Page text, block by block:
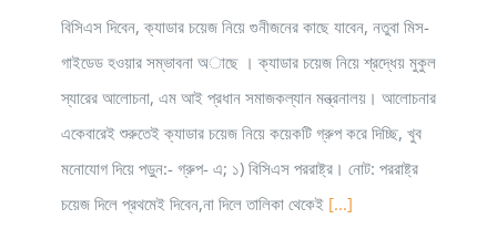
বিসিএস দিবেন, ক্যাডার চয়েজ নিয়ে গুনীজনের কাছে যাবেন, নতুবা মিস-
গাইডেড হওয়ার সম্ভাবনা অাছে । ক্যাডার চয়েজ নিয়ে শ্রদ্ধেয় মুকুল
স্যারের আলোচনা, এম আই প্রধান সমাজকল্যান মন্ত্রনালয়। আলোচনার
একেবারেই শুরুতেই ক্যাডার চয়েজ নিয়ে কয়েকটি গ্রুপ করে দিচ্ছি, খুব
মনোযোগ দিয়ে পড়ুন:- গ্রুপ- এ; ১) বিসিএস পররাষ্ট্র। নোট: পররাষ্ট্র
চয়েজ দিলে প্রথমেই দিবেন,না দিলে তালিকা থেকেই [...]